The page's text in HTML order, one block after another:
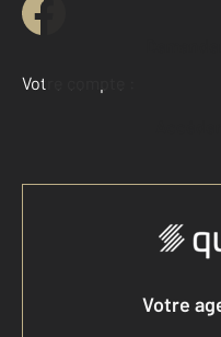
Votre compte :
Votre